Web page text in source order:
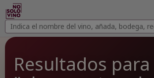
Buscar
vinos
Buscar
Resultados para